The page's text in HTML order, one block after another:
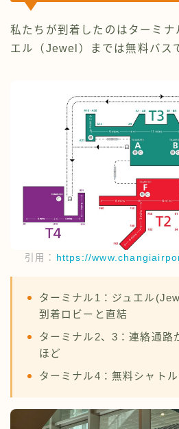
私たちが到着したのはターミナ
エル（Jewel）までは無料バス
引用： https://
ターミナル1：ジュエル
到着ロビーと直結
ターミナル2、3：連絡通路
ほど
ターミナル4：無料シャト